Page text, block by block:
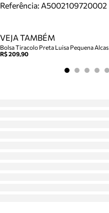
Referência: A5002109720002
VEJA TAMBÉM
Bolsa Tiracolo Preta Luisa Pequena Alcas
R$ 209,90